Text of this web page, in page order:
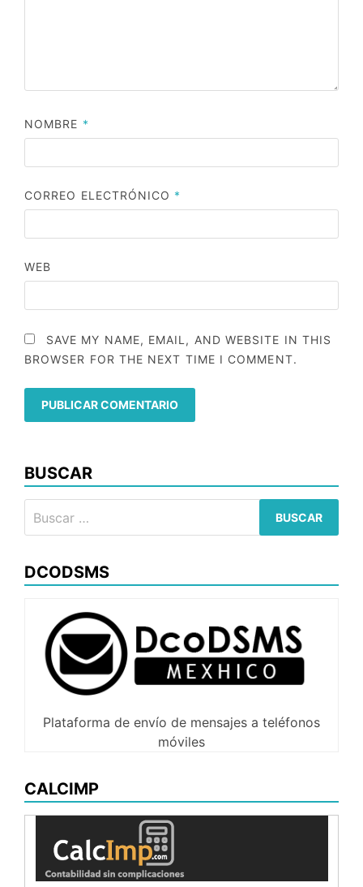
NOMBRE *
CORREO ELECTRÓNICO *
WEB
SAVE MY NAME, EMAIL, AND WEBSITE IN THIS
BROWSER FOR THE NEXT TIME I COMMENT.
BUSCAR
DCODSMS
Plataforma de envío de mensajes a teléfonos
móviles
CALCIMP